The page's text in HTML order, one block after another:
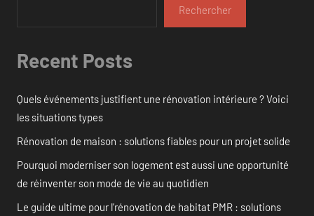
Rechercher
Recent Posts
Quels événements justifient une rénovation intérieure ? Voici
les situations types
Rénovation de maison : solutions fiables pour un projet solide
Pourquoi moderniser son logement est aussi une opportunité
de réinventer son mode de vie au quotidien
Le guide ultime pour l’rénovation de habitat PMR : solutions